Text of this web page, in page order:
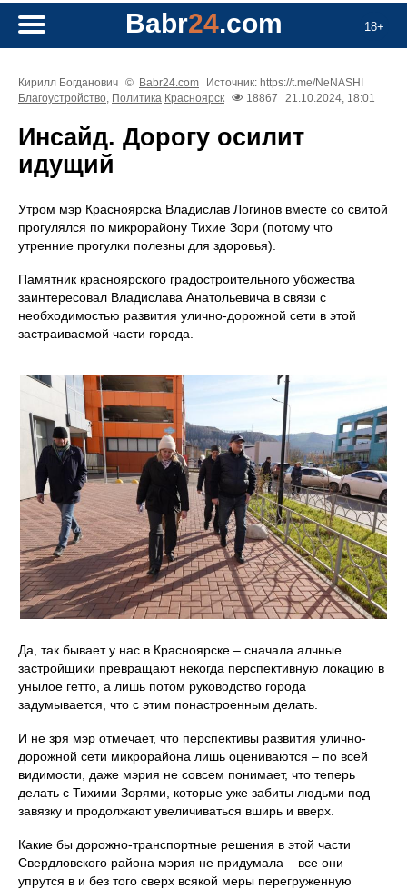
18+
Babr24.com
Кирилл Богданович © Babr24.com
Источник: https://t.me/NeNASHI
Благоустройство, Политика Красноярск 18867 21.10.2024, 18:01
Инсайд. Дорогу осилит
идущий
Утром мэр Красноярска Владислав Логинов вместе со свитой
прогулялся по микрорайону Тихие Зори (потому что
утренние прогулки полезны для здоровья).
Памятник красноярского градостроительного убожества
заинтересовал Владислава Анатольевича в связи с
необходимостью развития улично-дорожной сети в этой
застраиваемой части города.
Да, так бывает у нас в Красноярске – сначала алчные
застройщики превращают некогда перспективную локацию в
унылое гетто, а лишь потом руководство города
задумывается, что с этим понастроенным делать.
И не зря мэр отмечает, что перспективы развития улично-
дорожной сети микрорайона лишь оцениваются – по всей
видимости, даже мэрия не совсем понимает, что теперь
делать с Тихими Зорями, которые уже забиты людьми под
завязку и продолжают увеличиваться вширь и вверх.
Какие бы дорожно-транспортные решения в этой части
Свердловского района мэрия не придумала – все они
упрутся в и без того сверх всякой меры перегруженную